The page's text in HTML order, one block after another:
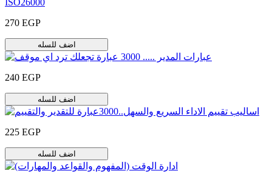
270 EGP
اضف للسله
240 EGP
اضف للسله
225 EGP
اضف للسله